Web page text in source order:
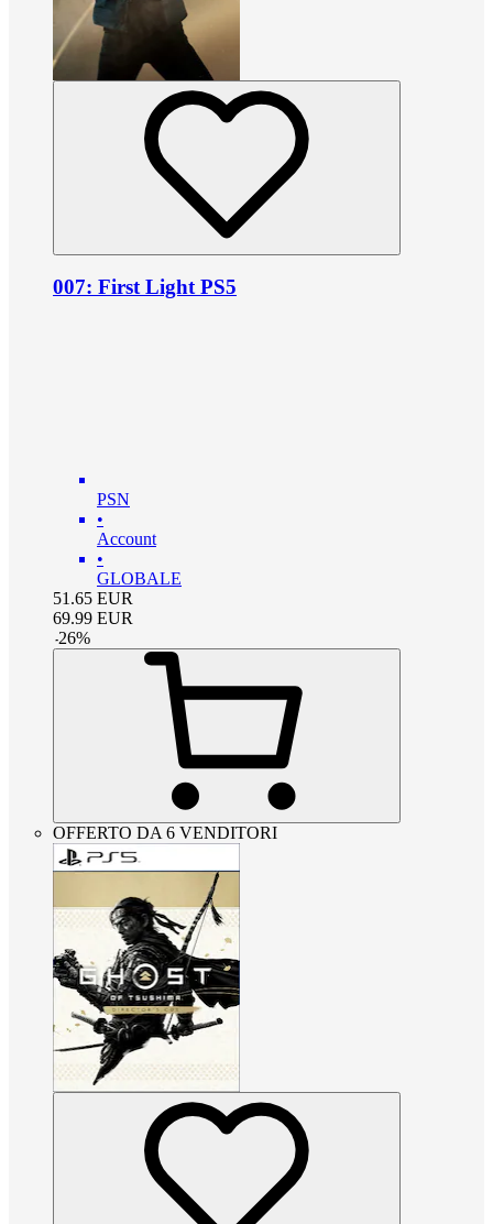
007: First Light PS5
PSN
•
Account
•
GLOBALE
51.65 EUR
69.99 EUR
-26%
OFFERTO DA 6 VENDITORI